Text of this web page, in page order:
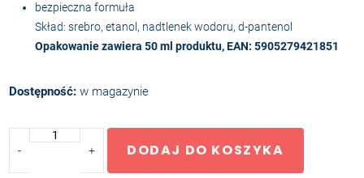
bezpieczna formuła
Skład: srebro, etanol, nadtlenek wodoru, d-pantenol
Opakowanie zawiera 50 ml produktu, EAN: 5905279421851
Dostępność: w magazynie
Skin
Spray
- + DODAJ DO KOSZYKA